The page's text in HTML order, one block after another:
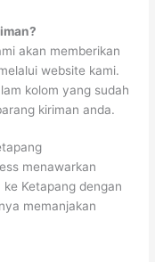
akan memberikan
website kami.
kolom yang sudah
kiriman anda.
menawarkan
Ketapang dengan
memanjakan